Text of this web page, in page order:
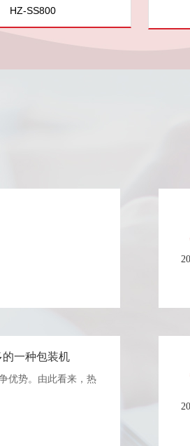
HZ-SS800
一种包装机
优势。由此看来，热